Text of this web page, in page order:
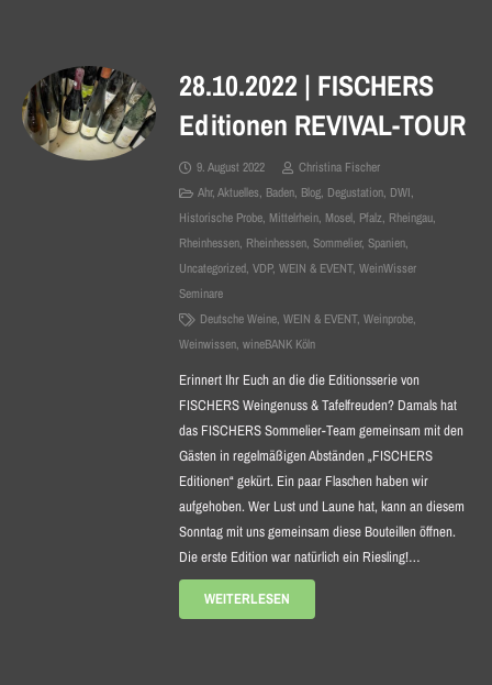
28.10.2022 | FISCHERS
Editionen REVIVAL-TOUR
9. August 2022
Christina Fischer
Ahr,Aktuelles, Baden, Blog, Degustation, DWI,
Historische Probe, Mittelrhein, Mosel, Pfalz, Rheingau,
Rheinhessen, Rheinhessen, Sommelier, Spanien,
Uncategorized, VDP, WEIN & EVENT, WeinWisser
Seminare
Deutsche Weine,WEIN & EVENT,Weinprobe,
Weinwissen, wineBANK Köln
Erinnert Ihr Euch an die die Editionsserie von
FISCHERS Weingenuss & Tafelfreuden? Damals hat
das FISCHERS Sommelier-Team gemeinsam mit den
Gästen in regelmäßigen Abständen „FISCHERS
Editionen“ gekürt. Ein paar Flaschen haben wir
aufgehoben. Wer Lust und Laune hat, kann an diesem
Sonntag mit uns gemeinsam diese Bouteillen öffnen.
Die erste Edition war natürlich ein Riesling!…
WEITERLESEN